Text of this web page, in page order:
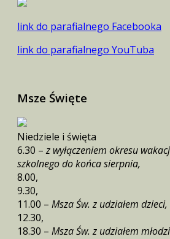
link do parafialnego Facebooka
link do parafialnego YouTuba
Msze Święte
Niedziele i święta
6.30 –z wyłączeniem okresu
szkolnego do końca sierpnia,
8.00,
9.30,
11.00 – Msza Św. z udziałem dzieci,
12.30,
18.30 – Msza Św. z udziałem